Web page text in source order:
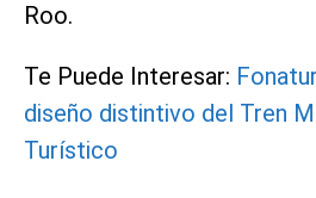
Roo.
Te Puede Interesar:
diseño distintivo del Tren
Turístico